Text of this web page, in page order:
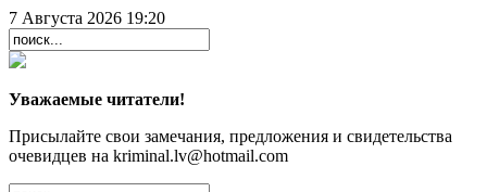
7 Августа 2026 19:20
Уважаемые читатели!
Присылайте свои замечания, предложения и свидетельства
очевидцев на kriminal.lv@hotmail.com